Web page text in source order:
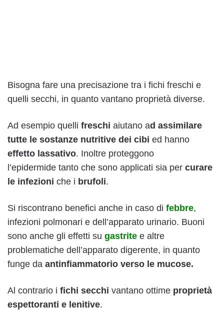
Bisogna fare una precisazione tra i fichi freschi e
quelli secchi, in quanto vantano proprietà diverse.
Ad esempio quelli freschi aiutano ad assimilare
tutte le sostanze nutritive dei cibi ed hanno
effetto lassativo. Inoltre proteggono
l’epidermide tanto che sono applicati sia per curare
le infezioni che i brufoli.
Si riscontrano benefici anche in caso di febbre,
infezioni polmonari e dell’apparato urinario. Buoni
sono anche gli effetti su gastrite e altre
problematiche dell’apparato digerente, in quanto
funge da antinfiammatorio verso le mucose.
Al contrario i fichi secchi vantano ottime proprietà
espettoranti e lenitive.